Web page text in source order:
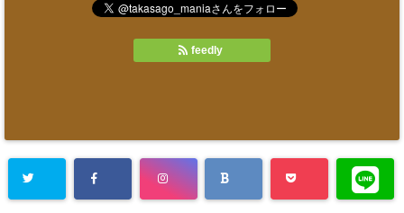
feedly